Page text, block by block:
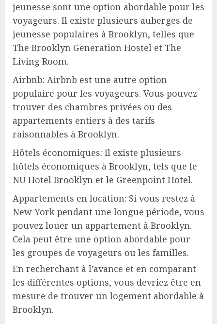
jeunesse sont une option abordable pour les
voyageurs. Il existe plusieurs auberges de
jeunesse populaires à Brooklyn, telles que
The Brooklyn Generation Hostel et The
Living Room.
Airbnb: Airbnb est une autre option
populaire pour les voyageurs. Vous pouvez
trouver des chambres privées ou des
appartements entiers à des tarifs
raisonnables à Brooklyn.
Hôtels économiques: Il existe plusieurs
hôtels économiques à Brooklyn, tels que le
NU Hotel Brooklyn et le Greenpoint Hotel.
Appartements en location: Si vous restez à
New York pendant une longue période, vous
pouvez louer un appartement à Brooklyn.
Cela peut être une option abordable pour
les groupes de voyageurs ou les familles.
En recherchant à l’avance et en comparant
les différentes options, vous devriez être en
mesure de trouver un logement abordable à
Brooklyn.